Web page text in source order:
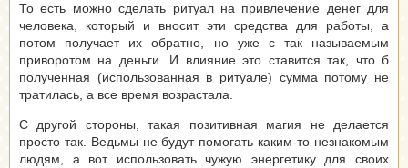
То есть можно сделать ритуал на привлечение денег для
человека, который и вносит эти средства для работы, а
потом получает их обратно, но уже с так называемым
приворотом на деньги. И влияние это ставится так, что б
полученная (использованная в ритуале) сумма потому не
тратилась, а все время возрастала.
С другой стороны, такая позитивная магия не делается
просто так. Ведьмы не будут помогать каким-то незнакомым
людям, а вот использовать чужую энергетику для своих